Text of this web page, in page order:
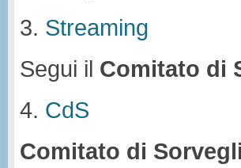
3. Streaming
Segui il Comitato di
4. CdS
Comitato di